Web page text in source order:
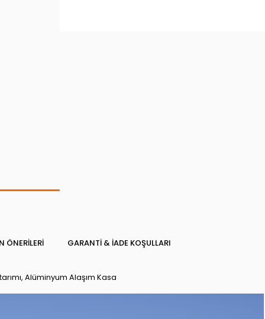
ÖNERILERI GARANTI & İADE KOŞULLARI
Alüminyum Alaşım Kasa